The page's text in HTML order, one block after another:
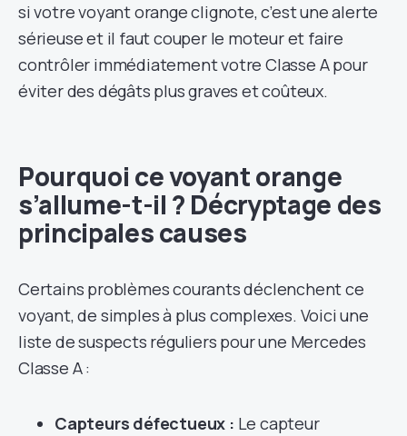
si votre voyant orange clignote, c’est une alerte
sérieuse et il faut couper le moteur et faire
contrôler immédiatement votre Classe A pour
éviter des dégâts plus graves et coûteux.
Pourquoi ce voyant orange
s’allume-t-il ? Décryptage des
principales causes
Certains problèmes courants déclenchent ce
voyant, de simples à plus complexes. Voici une
liste de suspects réguliers pour une Mercedes
Classe A :
Capteurs défectueux : Le capteur